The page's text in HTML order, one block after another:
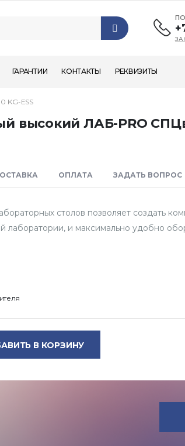
ГАРАНТИИ КОНТАКТЫ РЕКВИЗИТЫ
ESS
высокий ЛАБ-PRO
ОПЛАТА ЗАДАТЬ ВОПРОС
столов позволяет создать
лаборатории, и максимально удобно
В КОРЗИНУ